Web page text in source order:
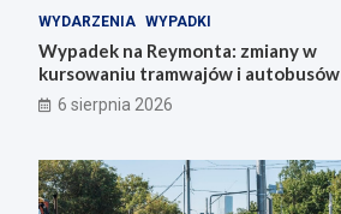
WYDARZENIA WYPADKI
Wypadek na Reymonta: zmiany w
kursowaniu tramwajów i autobusów
6 sierpnia 2026